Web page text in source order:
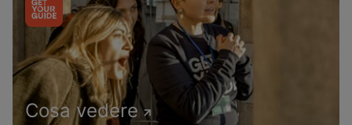
Cosa vedere